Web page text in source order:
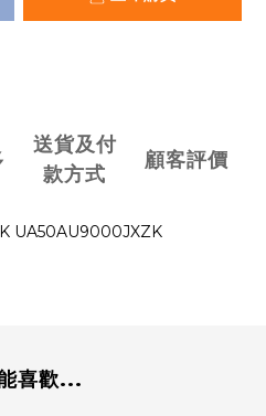
送貨及付
款方式
顧客評價
UA50AU9000JXZK
喜歡...